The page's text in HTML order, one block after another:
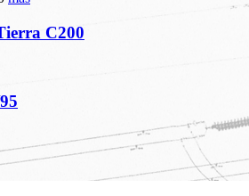
C200